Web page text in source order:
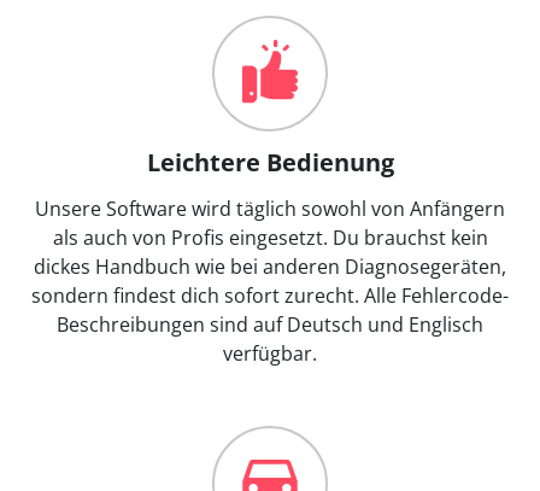
Leichtere Bedienung
Unsere Software wird täglich sowohl von Anfängern
als auch von Profis eingesetzt. Du brauchst kein
dickes Handbuch wie bei anderen Diagnosegeräten,
sondern findest dich sofort zurecht. Alle Fehlercode-
Beschreibungen sind auf Deutsch und Englisch
verfügbar.